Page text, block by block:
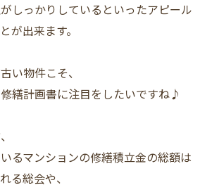
しっかりしているといったアピール
が出来ます。
い物件こそ、
繕計画書に注目をしたいですね♪
るマンションの修繕積立金の総額は
る総会や、